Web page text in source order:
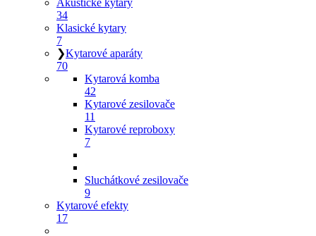
34
Klasické kytary
7
❯Kytarové aparáty
70
Kytarová komba
42
Kytarové zesilovače
11
Kytarové reproboxy
7
Sluchátkové zesilovače
9
Kytarové efekty
17